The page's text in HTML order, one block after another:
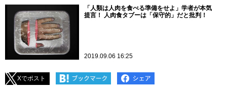
「人類は人肉を食べる準備をせよ」学者が本気
提言！ 人肉食タブーは「保守的」だと批判！
2019.09.06 16:25
Xでポスト